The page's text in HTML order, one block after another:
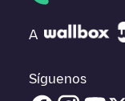
Las opiniones de
importantes para
por lo que no dudes
experiencia de
A
Síguenos